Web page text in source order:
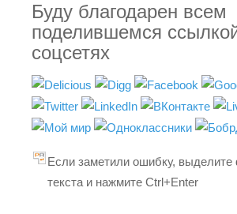
Буду благодарен всем
поделившемся
соцсетях
Если заметили ошибку, выделите
текста и нажмите Ctrl+Enter